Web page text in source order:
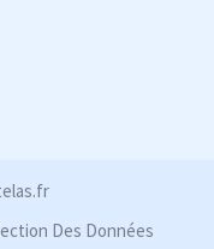
Des Données